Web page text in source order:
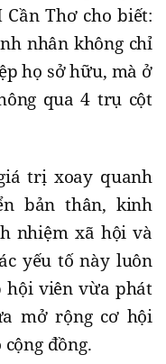
Cần Thơ cho biết:
nhân không chỉ
họ sở hữu, mà ở
qua 4 trụ cột
trị xoay quanh
bản thân, kinh
nhiệm xã hội và
yếu tố này luôn
hội viên vừa phát
mở rộng cơ hội
đồng.